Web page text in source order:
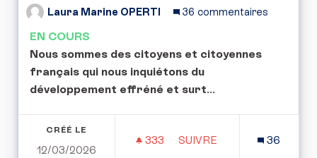
Laura Marine OPERTI 36 commentaires
EN COURS
Nous sommes des citoyens et citoyennes
français qui nous inquiétons du
développement effréné et surt...
CRÉÉ LE
12/03/2026
333 333 ABONNÉS
SUIVRE
36